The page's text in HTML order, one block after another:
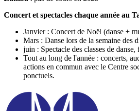
Concert et spectacles chaque année au
Janvier : Concert de Noël (danse +
Mars : Danse lors de la semaine des
juin : Spectacle des classes de
Tout au long de l'année : concerts,
actions en commun avec le Centre
ponctuels.